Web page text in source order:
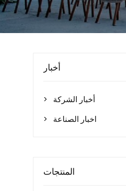
أخبار
 أخبار الشركة
 اخبار الصناعة
المنتجات